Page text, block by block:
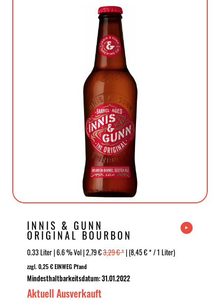
INNIS & GUNN
ORIGINAL BOURBON
0.33 Liter | 6.6 % Vol | 2,79 €3,29 € *| (8,45 € * / 1 Liter)
zzgl. 0,25 € EINWEG Pfand
Mindesthaltbarkeitsdatum: 31.01.2022
Aktuell Ausverkauft